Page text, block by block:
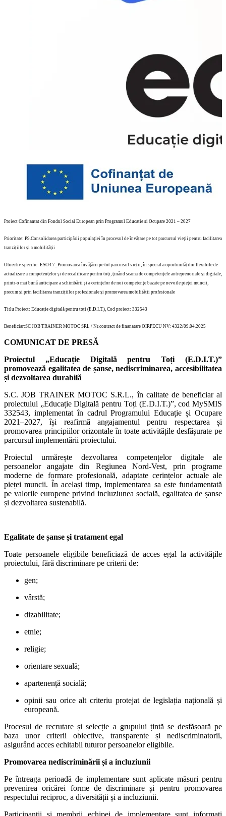
Proiect Cofinantat din Fondul Social European prin Programul Educatie si Ocupare 2021 – 2027
Prioritate: P9.Consolidarea participării populației în procesul de învățare pe tot parcursul vieții pentru facilitarea
tranzițiilor și a mobilității
Obiectiv specific: ESO4.7_Promovarea învățării pe tot parcursul vieții, în special a oportunităților flexibile de
actualizare a competențelor și de recalificare pentru toți, ținând seama de competențele antreprenoriale și digitale,
printr-o mai bună anticipare a schimbării și a cerințelor de noi competențe bazate pe nevoile pieței muncii,
precum și prin facilitarea tranzițiilor profesionale și promovarea mobilității profesionale
Titlu Proiect: Educație digitală pentru toți (E.D.I.T.), Cod proiect: 332543
Beneficiar:SC JOB TRAINER MOTOC SRL / Nr.contract de finanatare OIRPECU NV: 4322/09.04.2025
COMUNICAT DE PRESĂ
Proiectul „Educație Digitală pentru Toți (E.D.I.T.)”
promovează egalitatea de șanse, nediscriminarea, accesibilitatea
și dezvoltarea durabilă
S.C. JOB TRAINER MOTOC S.R.L., în calitate de beneficiar al
proiectului „Educație Digitală pentru Toți (E.D.I.T.)”, cod MySMIS
332543, implementat în cadrul Programului Educație și Ocupare
2021–2027, își reafirmă angajamentul pentru respectarea și
promovarea principiilor orizontale în toate activitățile desfășurate pe
parcursul implementării proiectului.
Proiectul urmărește dezvoltarea competențelor digitale ale
persoanelor angajate din Regiunea Nord-Vest, prin programe
moderne de formare profesională, adaptate cerințelor actuale ale
pieței muncii. În același timp, implementarea sa este fundamentată
pe valorile europene privind incluziunea socială, egalitatea de șanse
și dezvoltarea sustenabilă.
Egalitate de șanse și tratament egal
Toate persoanele eligibile beneficiază de acces egal la activitățile
proiectului, fără discriminare pe criterii de:
gen;
vârstă;
dizabilitate;
etnie;
religie;
orientare sexuală;
apartenență socială;
opinii sau orice alt criteriu protejat de legislația națională și
europeană.
Procesul de recrutare și selecție a grupului țintă se desfășoară pe
baza unor criterii obiective, transparente și nediscriminatorii,
asigurând acces echitabil tuturor persoanelor eligibile.
Promovarea nediscriminării și a incluziunii
Pe întreaga perioadă de implementare sunt aplicate măsuri pentru
prevenirea oricărei forme de discriminare și pentru promovarea
respectului reciproc, a diversității și a incluziunii.
Participanții și membrii echipei de implementare sunt informați